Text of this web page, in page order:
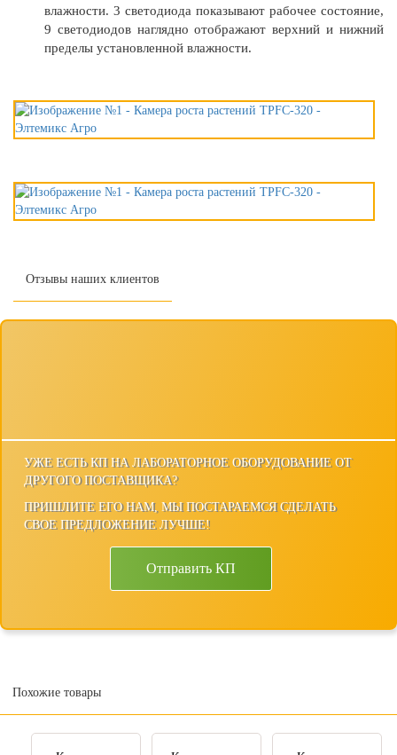
УЖЕ ЕСТЬ КП НА ЛАБОРАТОРНОЕ ОБОРУДОВАНИЕ ОТ
ДРУГОГО ПОСТАВЩИКА?
ПРИШЛИТЕ ЕГО НАМ, МЫ ПОСТАРАЕМСЯ СДЕЛАТЬ
СВОЕ ПРЕДЛОЖЕНИЕ ЛУЧШЕ!
Отправить КП
влажности. 3 светодиода показывают рабочее состояние,
9 светодиодов наглядно отображают верхний и нижний
пределы установленной влажности.
Похожие товары
Отзывы наших клиентов